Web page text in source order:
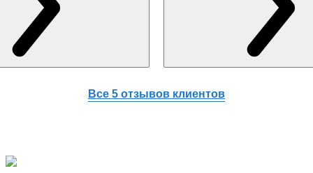
Все 5 отзывов клиентов